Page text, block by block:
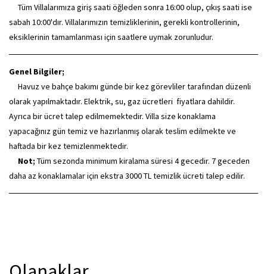
Tüm Villalarımıza giriş saati öğleden sonra 16:00 olup, çıkış saati ise
sabah 10:00'dır. Villalarımızın temizliklerinin, gerekli kontrollerinin,
eksiklerinin tamamlanması için saatlere uymak zorunludur.
Genel Bilgiler;
Havuz ve bahçe bakımı günde bir kez görevliler tarafından düzenli
olarak yapılmaktadır. Elektrik, su, gaz ücretleri fiyatlara dahildir.
Ayrıca bir ücret talep edilmemektedir. Villa size konaklama
yapacağınız gün temiz ve hazırlanmış olarak teslim edilmekte ve
haftada bir kez temizlenmektedir.
Not; Tüm sezonda minimum kiralama süresi 4 gecedir. 7 geceden
daha az konaklamalar için ekstra 3000 TL temizlik ücreti talep edilir.